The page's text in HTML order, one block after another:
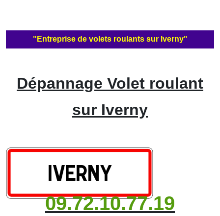
"Entreprise de volets roulants sur Iverny"
Dépannage Volet roulant
sur Iverny
09.72.10.77.19